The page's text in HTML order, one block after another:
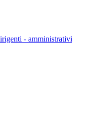
- amministrativi